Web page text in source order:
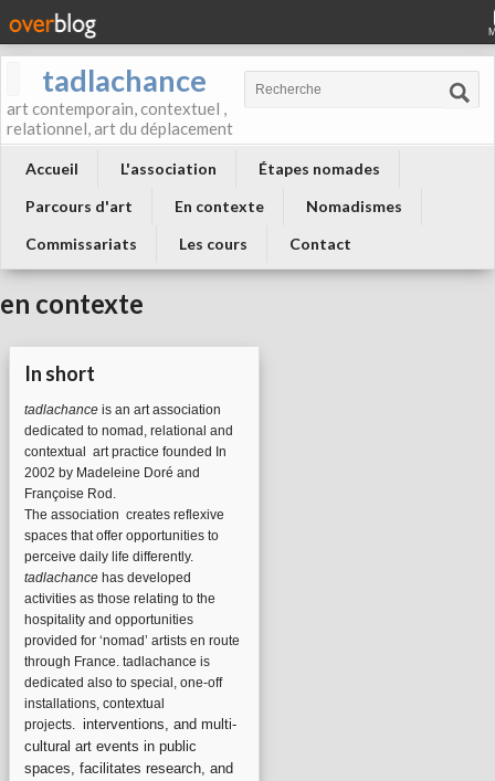
tadlachance
art contemporain, contextuel ,
relationnel, art du déplacement
Accueil L'association
Étapes nomades
Parcours d'art
En contexte
Nomadismes
Commissariats
Les cours Contact
en contexte
In short
tadlachance is an art association
dedicated to nomad, relational and
contextual art practice founded In
2002 by Madeleine Doré and
Françoise Rod.
The association creates reflexive
spaces that offer opportunities to
perceive daily life differently.
tadlachance has developed
activities as those relating to the
hospitality and opportunities
provided for ‘nomad’ artists en route
through France. tadlachance is
dedicated also to special, one-off
installations, contextual
projects. interventions, and multi-
cultural art events in public
spaces, facilitates research, and